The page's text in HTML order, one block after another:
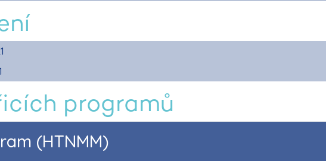
programů
(HTNMM)